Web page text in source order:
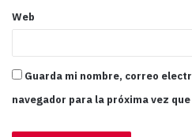
Web
Guarda mi nombre, correo
navegador para la próxima vez